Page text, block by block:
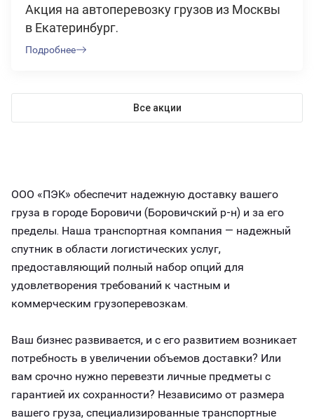
Акция на автоперевозку грузов из Москвы
в Екатеринбург.
Подробнее
Все акции
ООО «ПЭК» обеспечит надежную доставку вашего
груза в городе Боровичи (Боровичский р-н) и за его
пределы. Наша транспортная компания — надежный
спутник в области логистических услуг,
предоставляющий полный набор опций для
удовлетворения требований к частным и
коммерческим грузоперевозкам.
Ваш бизнес развивается, и с его развитием возникает
потребность в увеличении объемов доставки? Или
вам срочно нужно перевезти личные предметы с
гарантией их сохранности? Независимо от размера
вашего груза, специализированные транспортные